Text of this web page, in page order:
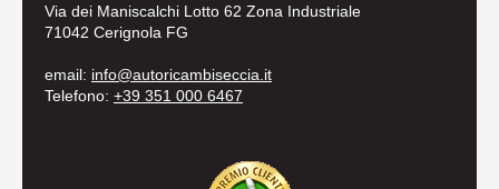
Via dei Maniscalchi Lotto 62 Zona Industriale
71042 Cerignola FG
email: info@autoricambiseccia.it
Telefono: +39 351 000 6467